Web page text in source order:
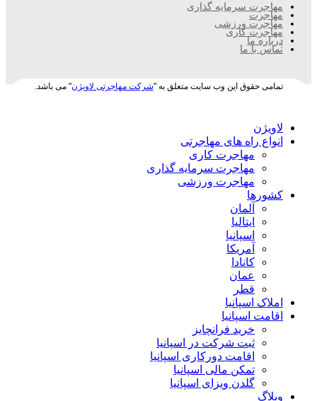
مهاجرت سرمایه گذاری
مهاجرت
مهاجرت ورزشی
مهاجرت کاری
درباره ما
تماس با ما
تمامی حقوق این وب سایت متعلق به "شرکت مهاجرتی لاویژن" می باشد.
لاویژن
انواع راه های مهاجرتی
مهاجرت کاری
مهاجرت سرمایه گذاری
مهاجرت ورزشی
کشورها
آلمان
ایتالیا
اسپانیا
آمریکا
کانادا
عمان
قطر
املاک اسپانیا
اقامت اسپانیا
خرید فرانچایز
ثبت شرکت در اسپانیا
اقامت دورکاری اسپانیا
تمکن مالی اسپانیا
گلدن ویزای اسپانیا
وبلاگ